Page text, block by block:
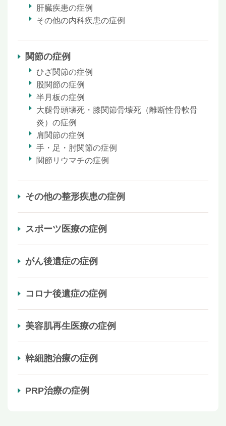
肝臓疾患の症例
その他の内科疾患の症例
関節の症例
ひざ関節の症例
股関節の症例
半月板の症例
大腿骨頭壊死・膝関節骨壊死（離断性骨軟骨
炎）の症例
肩関節の症例
手・足・肘関節の症例
関節リウマチの症例
その他の整形疾患の症例
スポーツ医療の症例
がん後遺症の症例
コロナ後遺症の症例
美容肌再生医療の症例
幹細胞治療の症例
PRP治療の症例